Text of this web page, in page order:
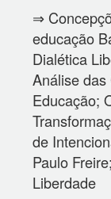
⇒
educação
Dialética
Análise
Educação;
de
Paulo
Liberdade